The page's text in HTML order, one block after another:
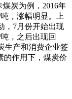
煤炭为例，2016年
，涨幅明显。上
，7月份开始出现
，之后出现回
生产和消费企业签
的作用下，煤炭价